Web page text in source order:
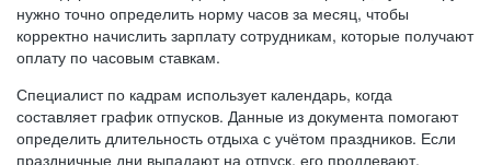
нужно точно определить норму часов за месяц, чтобы
корректно начислить зарплату сотрудникам, которые получают
оплату по часовым ставкам.
Специалист по кадрам использует календарь, когда
составляет график отпусков. Данные из документа помогают
определить длительность отдыха с учётом праздников. Если
праздничные дни выпадают на отпуск, его продлевают.